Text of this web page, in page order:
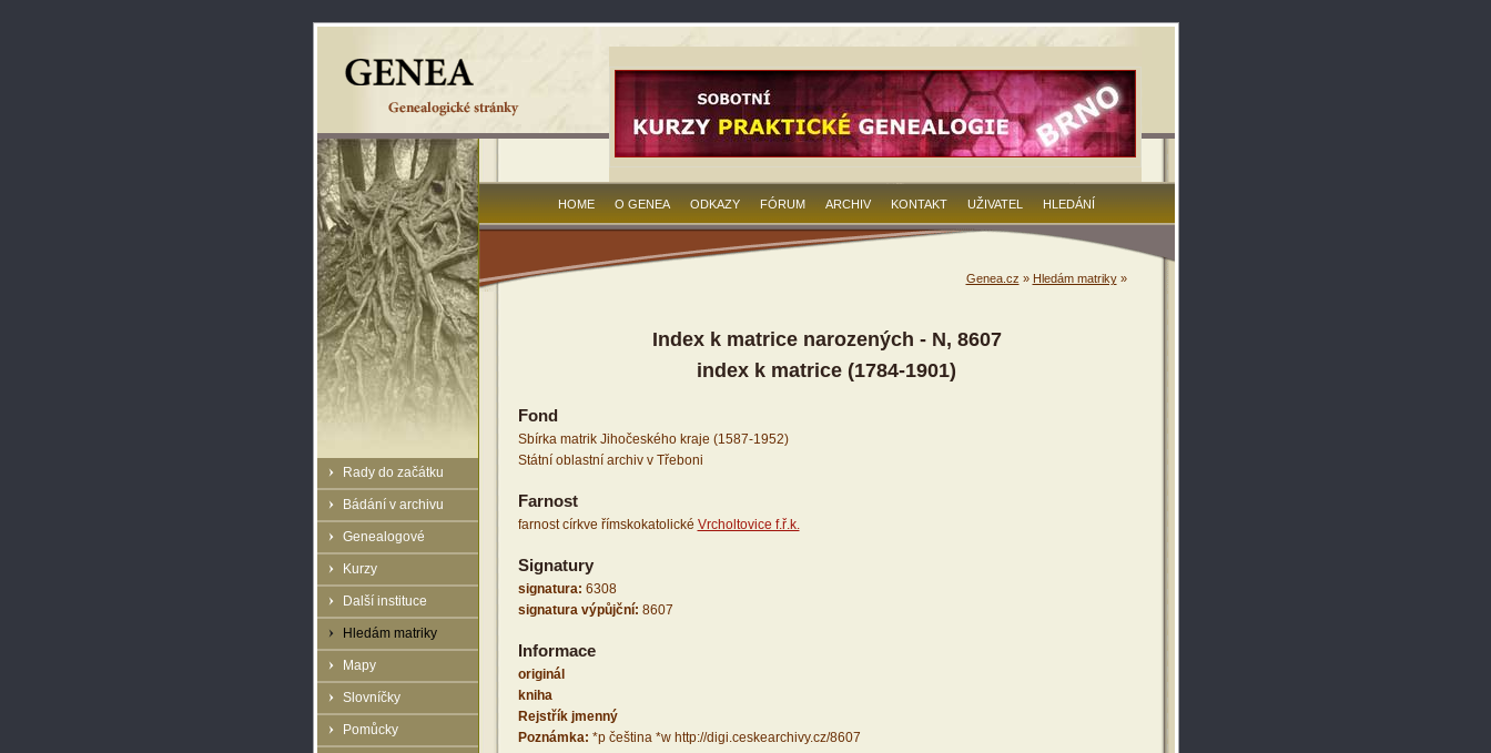
Rady do začátku
Bádání v archivu
Genealogové
Kurzy
Další instituce
Hledám matriky
Mapy
Slovníčky
Pomůcky
HOME O GENEA ODKAZY FÓRUM ARCHIV KONTAKT UŽIVATEL HLEDÁNÍ
Genea.cz » Hledám matriky»
Index k matrice narozených - N, 8607
index k matrice (1784-1901)
Fond
Sbírka matrik Jihočeského kraje (1587-1952)
Státní oblastní archiv v Třeboni
Farnost
farnost církve římskokatolické Vrcholtovice f.ř.k.
Signatury
signatura: 6308
signatura výpůjční: 8607
Informace
originál
kniha
Rejstřík jmenný
Poznámka: *p čeština *w http://digi.ceskearchivy.cz/8607